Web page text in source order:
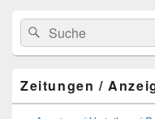
Suchen
nach:
Suchen
Zeitungen /